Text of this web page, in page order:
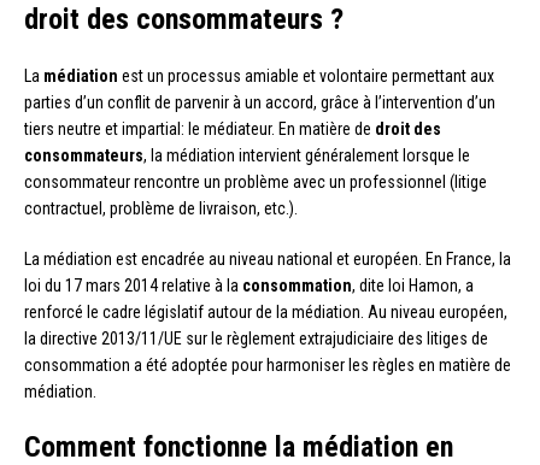
droit des consommateurs ?
La médiation est un processus amiable et volontaire permettant aux
parties d’un conflit de parvenir à un accord, grâce à l’intervention d’un
tiers neutre et impartial: le médiateur. En matière de droit des
consommateurs, la médiation intervient généralement lorsque le
consommateur rencontre un problème avec un professionnel (litige
contractuel, problème de livraison, etc.).
La médiation est encadrée au niveau national et européen. En France, la
loi du 17 mars 2014 relative à la consommation, dite loi Hamon, a
renforcé le cadre législatif autour de la médiation. Au niveau européen,
la directive 2013/11/UE sur le règlement extrajudiciaire des litiges de
consommation a été adoptée pour harmoniser les règles en matière de
médiation.
Comment fonctionne la médiation en